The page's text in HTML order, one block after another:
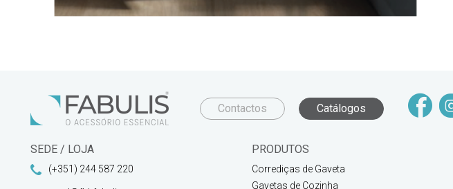
Contactos Catálogos
SEDE / LOJA
(+351) 244 587 220
PRODUTOS
Corrediças de Gaveta
Gavetas de Cozinha